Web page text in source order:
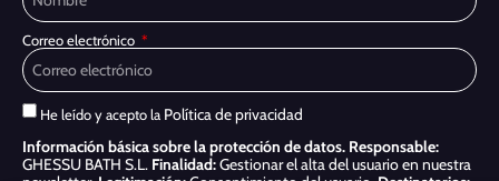
Correo electrónico
He leído y acepto la Política de privacidad
Información básica sobre la protección de datos. Responsable:
GHESSU BATH S.L. Finalidad:Gestionar el alta del usuario en nuestra